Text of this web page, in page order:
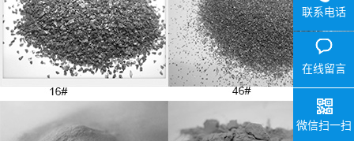
联系电话
在线留言
微信扫一扫